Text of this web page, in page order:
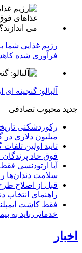
رژیم غذایی شما
فرآوری شده
آلبالو: گنجینه
جدید محبوب تصادفی
میلیون دلاری
تایید اولین
فوق حاد پرندگان H5N1 در استرالیا
آیا ارتودنسی
سلامت دندان‌ها
راهنمای انتخاب
فقط کاشت
خدماتی باید به
اخبار